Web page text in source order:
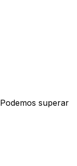
Podemos superar